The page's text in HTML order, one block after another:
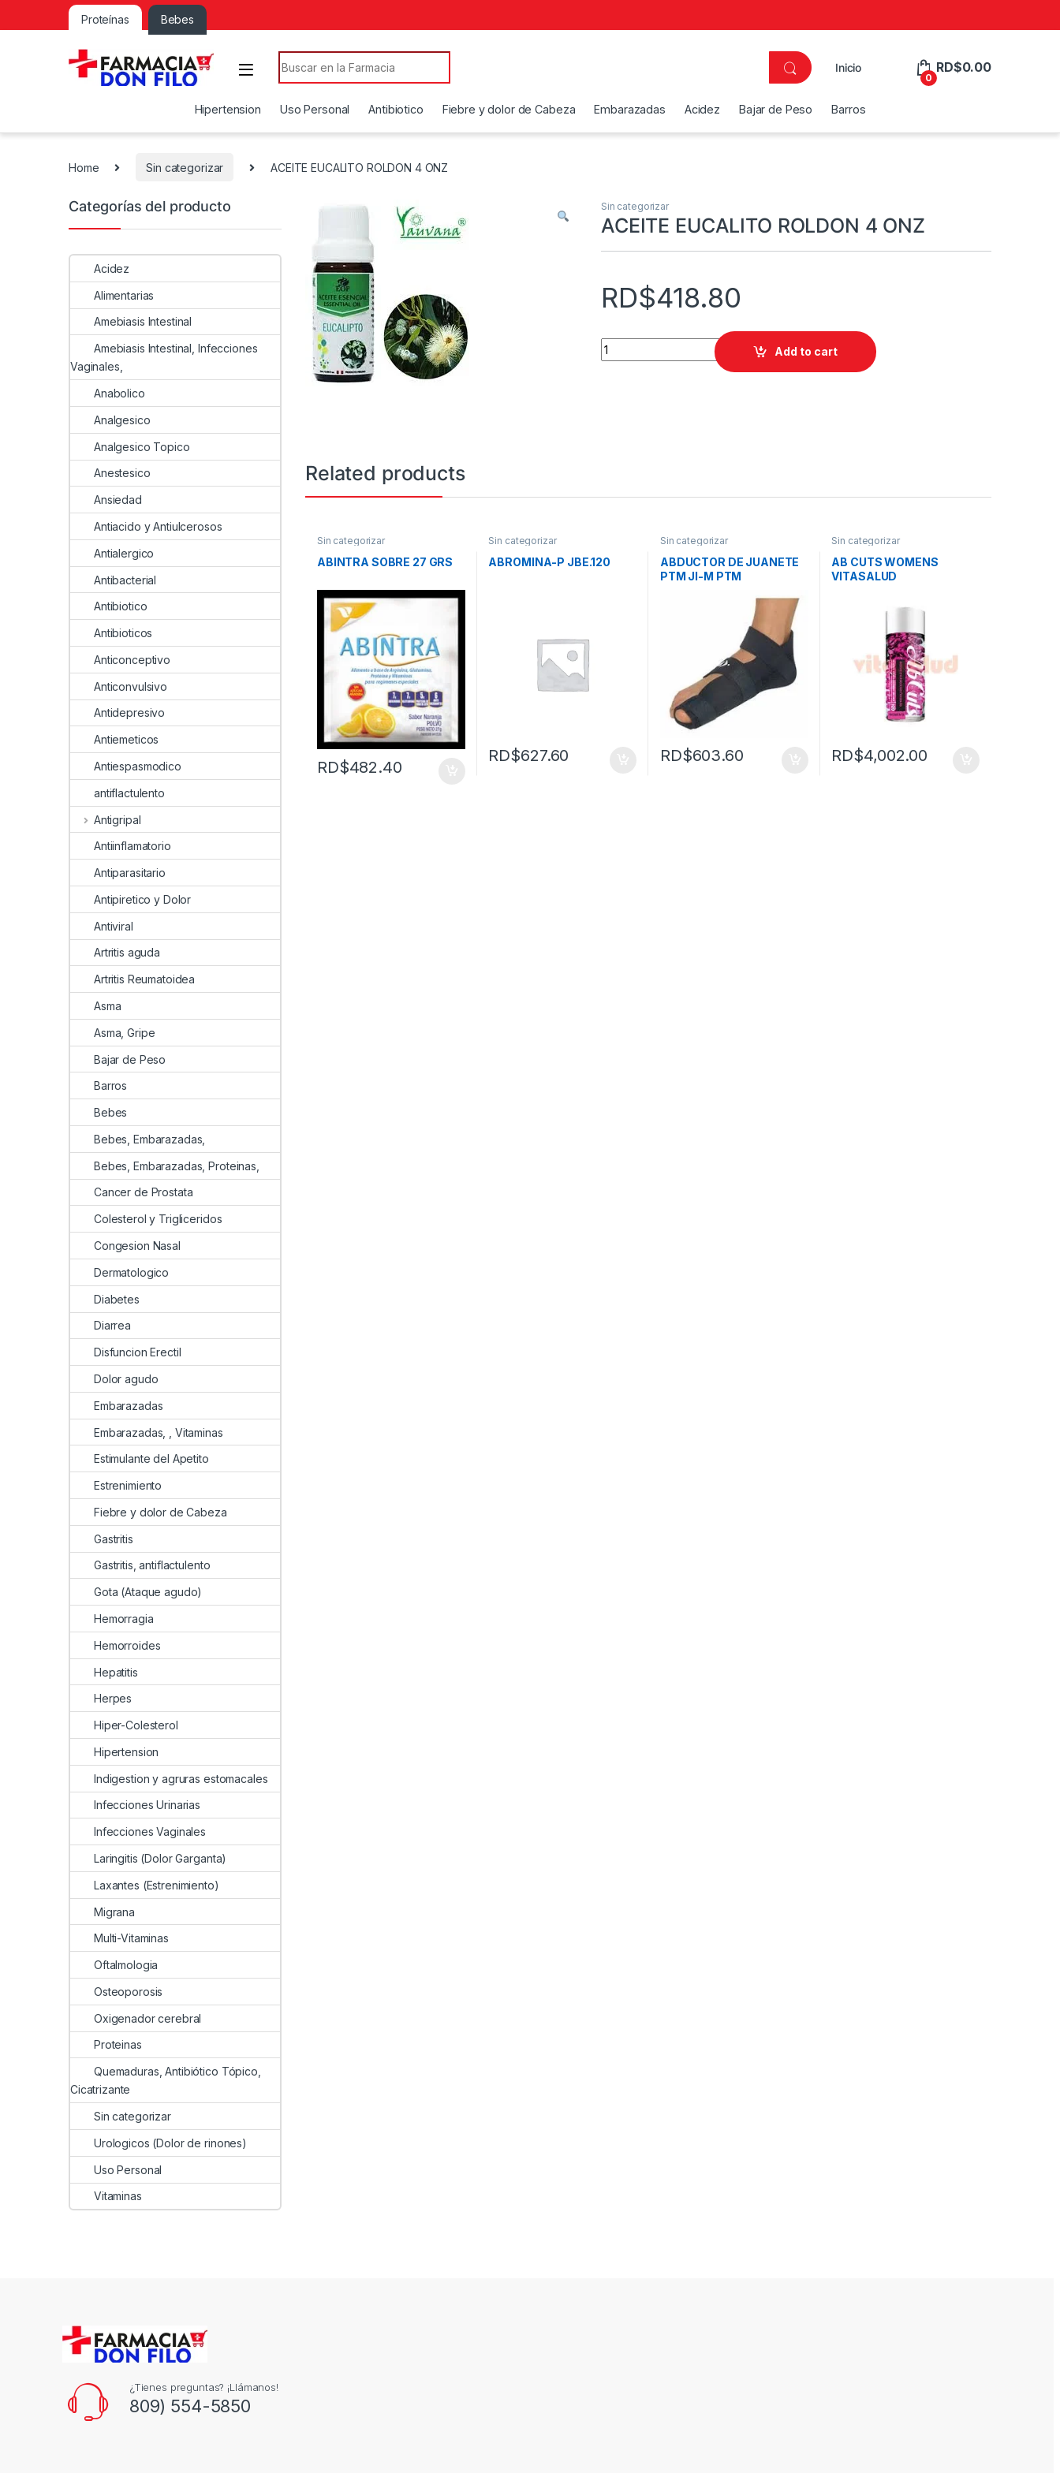
Proteínas Bebes
Search for:
Inicio
0
RD$0.00
Hipertension Uso Personal Antibiotico Fiebre y dolor de Cabeza Embarazadas Acidez Bajar de Peso Barros
Home Sin categorizar ACEITE EUCALITO ROLDON 4 ONZ
Sin categorizar
ACEITE EUCALITO ROLDON 4 ONZ
RD$418.80
ACEITE EUCALITO ROLDON 4 ONZ quantity
Add to cart
Related products
Sin categorizar
ABINTRA SOBRE 27 GRS
RD$482.40
Sin categorizar
ABROMINA-P JBE.120
RD$627.60
Sin categorizar
ABDUCTOR DE JUANETE
PTM JI-M PTM
RD$603.60
Sin categorizar
AB CUTS WOMENS
VITASALUD
RD$4,002.00
Categorías del producto
Acidez
Alimentarias
Amebiasis Intestinal
Amebiasis Intestinal, Infecciones
Vaginales,
Anabolico
Analgesico
Analgesico Topico
Anestesico
Ansiedad
Antiacido y Antiulcerosos
Antialergico
Antibacterial
Antibiotico
Antibioticos
Anticonceptivo
Anticonvulsivo
Antidepresivo
Antiemeticos
Antiespasmodico
antiflactulento
Antigripal
Antiinflamatorio
Antiparasitario
Antipiretico y Dolor
Antiviral
Artritis aguda
Artritis Reumatoidea
Asma
Asma, Gripe
Bajar de Peso
Barros
Bebes
Bebes, Embarazadas,
Bebes, Embarazadas, Proteinas,
Cancer de Prostata
Colesterol y Trigliceridos
Congesion Nasal
Dermatologico
Diabetes
Diarrea
Disfuncion Erectil
Dolor agudo
Embarazadas
Embarazadas, , Vitaminas
Estimulante del Apetito
Estrenimiento
Fiebre y dolor de Cabeza
Gastritis
Gastritis, antiflactulento
Gota (Ataque agudo)
Hemorragia
Hemorroides
Hepatitis
Herpes
Hiper-Colesterol
Hipertension
Indigestion y agruras estomacales
Infecciones Urinarias
Infecciones Vaginales
Laringitis (Dolor Garganta)
Laxantes (Estrenimiento)
Migrana
Multi-Vitaminas
Oftalmologia
Osteoporosis
Oxigenador cerebral
Proteinas
Quemaduras, Antibiótico Tópico,
Cicatrizante
Sin categorizar
Urologicos (Dolor de rinones)
Uso Personal
Vitaminas
¿Tienes preguntas? ¡Llámanos!
809) 554-5850